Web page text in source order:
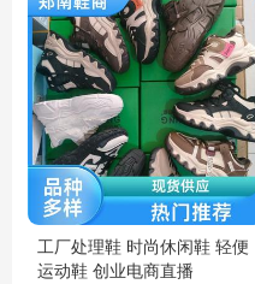
工厂处理鞋 时尚休闲鞋 轻便
运动鞋 创业电商直播